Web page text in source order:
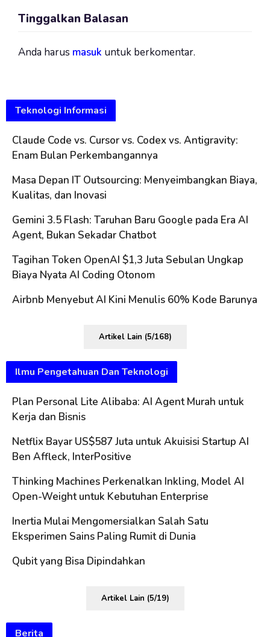
Tinggalkan Balasan
Anda harus masuk untuk berkomentar.
Teknologi Informasi
Claude Code vs. Cursor vs. Codex vs. Antigravity:
Enam Bulan Perkembangannya
Masa Depan IT Outsourcing: Menyeimbangkan Biaya,
Kualitas, dan Inovasi
Gemini 3.5 Flash: Taruhan Baru Google pada Era AI
Agent, Bukan Sekadar Chatbot
Tagihan Token OpenAI $1,3 Juta Sebulan Ungkap
Biaya Nyata AI Coding Otonom
Airbnb Menyebut AI Kini Menulis 60% Kode Barunya
Artikel Lain (5/168)
Ilmu Pengetahuan Dan Teknologi
Plan Personal Lite Alibaba: AI Agent Murah untuk
Kerja dan Bisnis
Netflix Bayar US$587 Juta untuk Akuisisi Startup AI
Ben Affleck, InterPositive
Thinking Machines Perkenalkan Inkling, Model AI
Open-Weight untuk Kebutuhan Enterprise
Inertia Mulai Mengomersialkan Salah Satu
Eksperimen Sains Paling Rumit di Dunia
Qubit yang Bisa Dipindahkan
Artikel Lain (5/19)
Berita